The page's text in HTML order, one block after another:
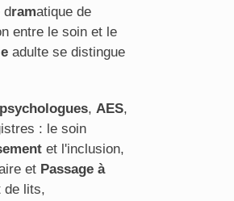
dramatique de
entre le soin et le
adulte se distingue
psychologues, AES,
: le soin
et l'inclusion,
et Passage à
de lits,